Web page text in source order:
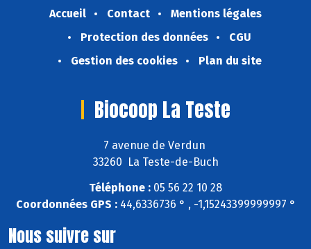
Accueil Contact
Mentions légales
Protection des données
CGU
Gestion des cookies
Plan du site
Biocoop La Teste
7 avenue de Verdun
33260 La Teste-de-Buch
Téléphone : 05 56 22 10 28
Coordonnées GPS :44,6336736 ° , -1,15243399999997 °
Nous suivre sur